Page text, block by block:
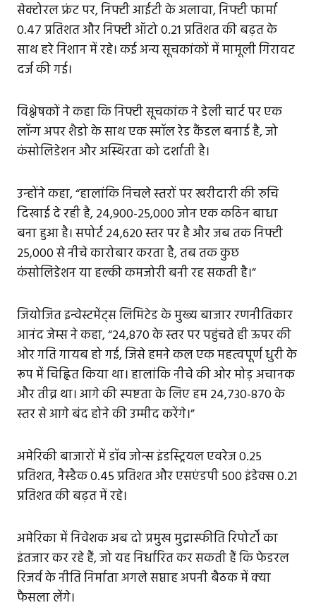
सेक्टोरल फ्रंट पर, निफ्टी आईटी के अलावा, निफ्टी फार्मा
0.47 प्रतिशत और निफ्टी ऑटो 0.21 प्रतिशत की बढ़त के
साथ हरे निशान में रहे। कई अन्य सूचकांकों में मामूली गिरावट
दर्ज की गई।
विश्लेषकों ने कहा कि निफ्टी सूचकांक ने डेली चार्ट पर एक
लॉन्ग अपर शैडो के साथ एक स्मॉल रेड कैंडल बनाई है, जो
कंसोलिडेशन और अस्थिरता को दर्शाती है।
उन्होंने कहा, “हालांकि निचले स्तरों पर खरीदारी की रुचि
दिखाई दे रही है, 24,900-25,000 जोन एक कठिन बाधा
बना हुआ है। सपोर्ट 24,620 स्तर पर है और जब तक निफ्टी
25,000 से नीचे कारोबार करता है, तब तक कुछ
कंसोलिडेशन या हल्की कमजोरी बनी रह सकती है।”
जियोजित इन्वेस्टमेंट्स लिमिटेड के मुख्य बाजार रणनीतिकार
आनंद जेम्स ने कहा, “24,870 के स्तर पर पहुंचते ही ऊपर की
ओर गति गायब हो गई, जिसे हमने कल एक महत्वपूर्ण धुरी के
रूप में चिह्नित किया था। हालांकि नीचे की ओर मोड़ अचानक
और तीव्र था। आगे की स्पष्टता के लिए हम 24,730-870 के
स्तर से आगे बंद होने की उम्मीद करेंगे।”
अमेरिकी बाजारों में डॉव जोन्स इंडस्ट्रियल एवरेज 0.25
प्रतिशत, नैस्डैक 0.45 प्रतिशत और एसएंडपी 500 इंडेक्स 0.21
प्रतिशत की बढ़त में रहे।
अमेरिका में निवेशक अब दो प्रमुख मुद्रास्फीति रिपोर्टों का
इंतजार कर रहे हैं, जो यह निर्धारित कर सकती हैं कि फेडरल
रिजर्व के नीति निर्माता अगले सप्ताह अपनी बैठक में क्या
फैसला लेंगे।